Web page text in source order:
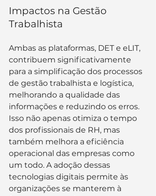
Impactos na Gestão
Trabalhista
Ambas as plataformas, DET e eLIT,
contribuem significativamente
para a simplificação dos processos
de gestão trabalhista e logística,
melhorando a qualidade das
informações e reduzindo os erros.
Isso não apenas otimiza o tempo
dos profissionais de RH, mas
também melhora a eficiência
operacional das empresas como
um todo. A adoção dessas
tecnologias digitais permite às
organizações se manterem à